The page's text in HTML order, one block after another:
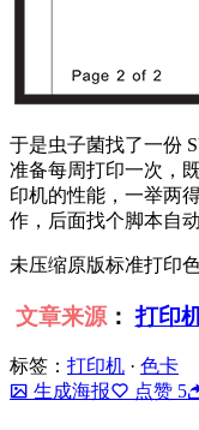
于是虫子菌找了一份
准备每周打印一次，
印机的性能，一举两
作，后面找个脚本自动
未压缩原版标准打印色
文章来源：打印
标签： 打印机 · 色卡
生成海报
点赞 5